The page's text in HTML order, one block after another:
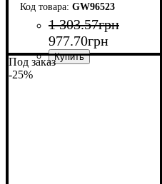
GW96523
1 303.57грн
977.70грн
Под заказ
-25%